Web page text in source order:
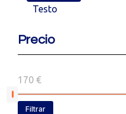
Testo
Precio
170 €
Filtrar